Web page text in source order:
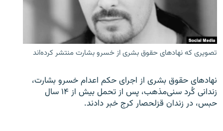
تصویری که نهادهای حقوق بشری از خسرو بشارت منتشر کرده‌اند
نهادهای حقوق بشری از اجرای حکم اعدام خسرو بشارت،
زندانی کُرد سنی‌مذهب، پس از تحمل بیش از ۱۴ سال
حبس، در زندان قزلحصار کرج خبر دادند.